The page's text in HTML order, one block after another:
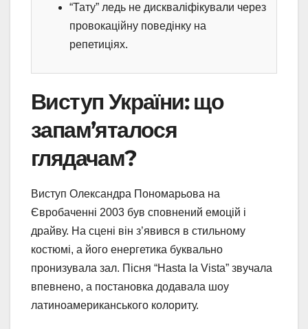
“Тату” ледь не дискваліфікували через
провокаційну поведінку на
репетиціях.
Виступ України: що
запам’яталося
глядачам?
Виступ Олександра Пономарьова на
Євробаченні 2003 був сповнений емоцій і
драйву. На сцені він з’явився в стильному
костюмі, а його енергетика буквально
пронизувала зал. Пісня “Hasta la Vista” звучала
впевнено, а постановка додавала шоу
латиноамериканського колориту.